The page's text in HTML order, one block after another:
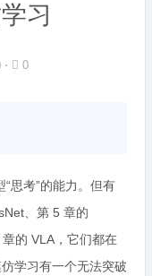
习
⋅ 0
思考”的能力。但有
、第 5 章的
的 VLA，它们都在
学习有一个无法突破